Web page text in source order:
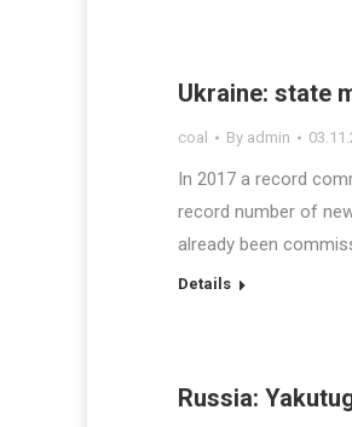
Ukraine: state
coal By admin
In 2017 a record
record number of
already been
Details
Russia: